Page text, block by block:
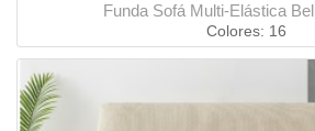
Funda Sofá Multi-Elástica
Colores: 16